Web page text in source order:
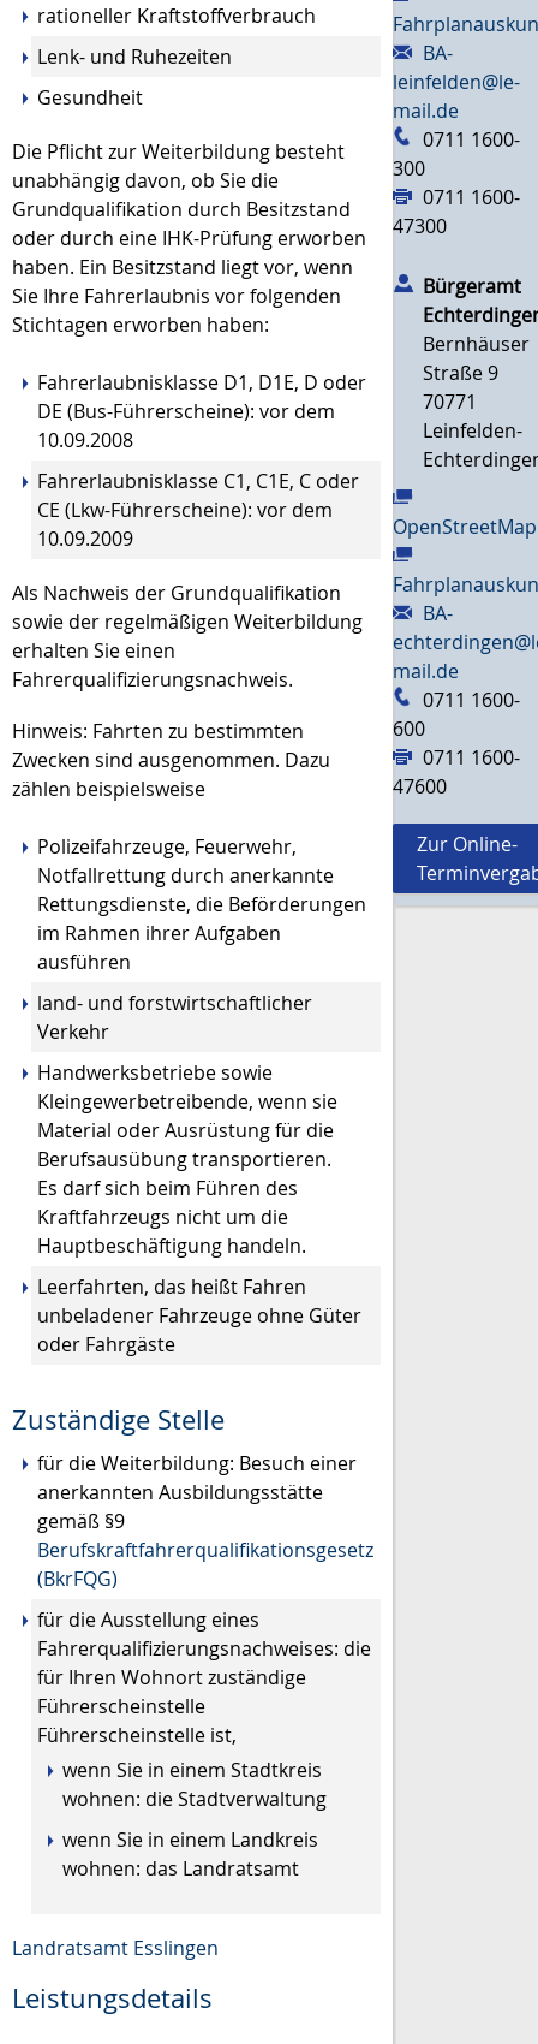
rationeller Kraftstoffverbrauch
Lenk- und Ruhezeiten
Gesundheit
Die Pflicht zur Weiterbildung besteht
unabhängig davon, ob Sie die
Grundqualifikation durch Besitzstand
oder durch eine IHK-Prüfung erworben
haben. Ein Besitzstand liegt vor, wenn
Sie Ihre Fahrerlaubnis vor folgenden
Stichtagen erworben haben:
Fahrerlaubnisklasse D1, D1E, D oder
DE (Bus-Führerscheine): vor dem
10.09.2008
Fahrerlaubnisklasse C1, C1E, C oder
CE (Lkw-Führerscheine): vor dem
10.09.2009
Als Nachweis der Grundqualifikation
sowie der regelmäßigen Weiterbildung
erhalten Sie einen
Fahrerqualifizierungsnachweis.
Hinweis: Fahrten zu bestimmten
Zwecken sind ausgenommen. Dazu
zählen beispielsweise
Polizeifahrzeuge, Feuerwehr,
Notfallrettung durch anerkannte
Rettungsdienste, die Beförderungen
im Rahmen ihrer Aufgaben
ausführen
land- und forstwirtschaftlicher
Verkehr
Handwerksbetriebe sowie
Kleingewerbetreibende, wenn sie
Material oder Ausrüstung für die
Berufsausübung transportieren.
Es darf sich beim Führen des
Kraftfahrzeugs nicht um die
Hauptbeschäftigung handeln.
Leerfahrten, das heißt Fahren
unbeladener Fahrzeuge ohne Güter
oder Fahrgäste
Zuständige Stelle
für die Weiterbildung: Besuch einer
anerkannten Ausbildungsstätte
gemäß §9
Berufskraftfahrerqualifikationsgesetz
(BkrFQG)
für die Ausstellung eines
Fahrerqualifizierungsnachweises: die
für Ihren Wohnort zuständige
Führerscheinstelle
Führerscheinstelle ist,
wenn Sie in einem Stadtkreis
wohnen: die Stadtverwaltung
wenn Sie in einem Landkreis
wohnen: das Landratsamt
Landratsamt Esslingen
Leistungsdetails
BA-
leinfelden@le-
mail.de
0711 1600-
300
0711 1600-
47300
Bürgeramt
Bernhäuser
Straße 9
70771
Leinfelden-
OpenStreetMap
BA-
mail.de
0711 1600-
600
0711 1600-
47600
Zur Online-